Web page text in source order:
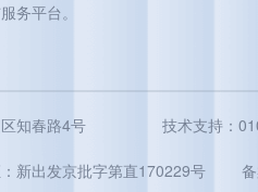
务平台。
知春路4号 技术支持：
新出发京批字第直170229号